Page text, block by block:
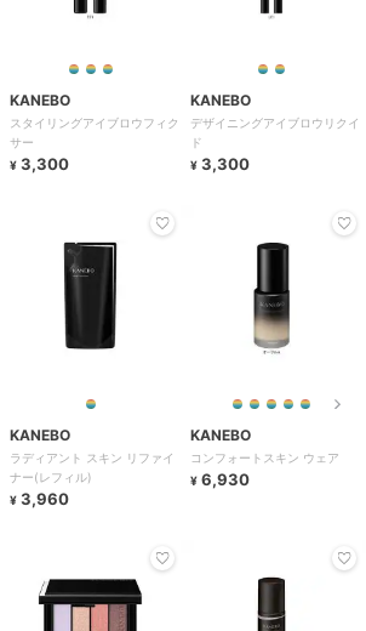
KANEBO
スタイリングアイブロウフィク
サー
¥ 3,300
KANEBO
デザイニングアイブロウリクイ
ド
¥ 3,300
KANEBO
ラディアント スキン リファイ
ナー(レフィル)
¥ 3,960
KANEBO
コンフォートスキン ウェア
¥ 6,930